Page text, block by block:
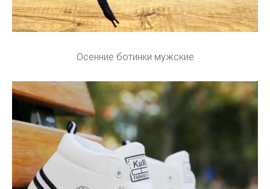
Осенние ботинки мужские